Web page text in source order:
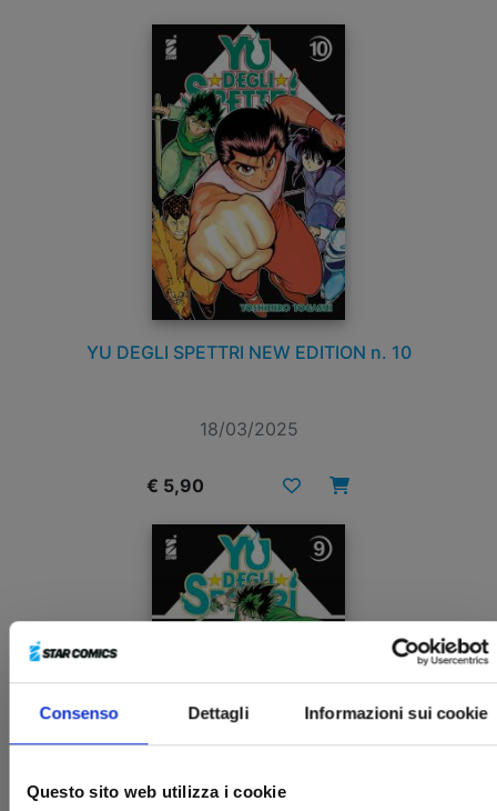
Consenso Dettagli Informazioni sui cookie
Questo sito web utilizza i cookie
YU DEGLI SPETTRI NEW EDITION n. 10
18/03/2025
€ 5,90